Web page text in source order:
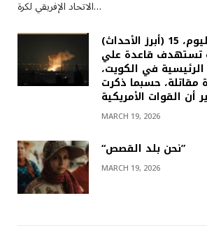
الاتحاد الإفريقي لكرة…
(أبرز الأحداث) الأخبار العاجلة اليوم، 15
تستهدف قاعدة علي
الرئيسية في الكويت،
مقاتلة، حسبما ذكرت
MARCH 19, 2026
“نحن بلد القصص”
MARCH 19, 2026